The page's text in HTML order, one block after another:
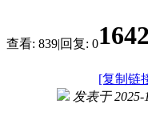
查看: 839|回复: 0
[复制链
发表于 2025-